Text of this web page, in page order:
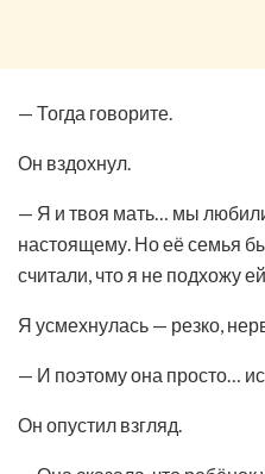
— Тогда говорите.
Он вздохнул.
— Я и твоя мать… мы
настоящему. Но её семья
считали, что я не подхожу
Я усмехнулась — резко,
— И поэтому она просто…
Он опустил взгляд.